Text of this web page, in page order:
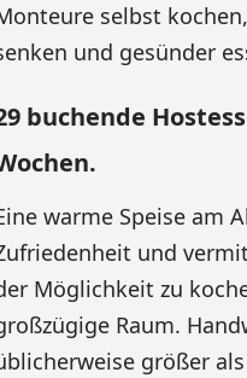
selbst
und gesünder
buchende
warme Speise am
und
Möglichkeit zu
Raum.
größer